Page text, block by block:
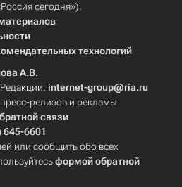
сегодня»).
технологий
А.В.
internet-group@ria.ru
релизов и рекламы
связи
645-6601
или сообщить обо всех
формой обратной